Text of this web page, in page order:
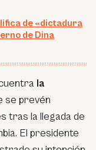
de «dictadura
de Dina
la
se prevén
tras la llegada de
El presidente